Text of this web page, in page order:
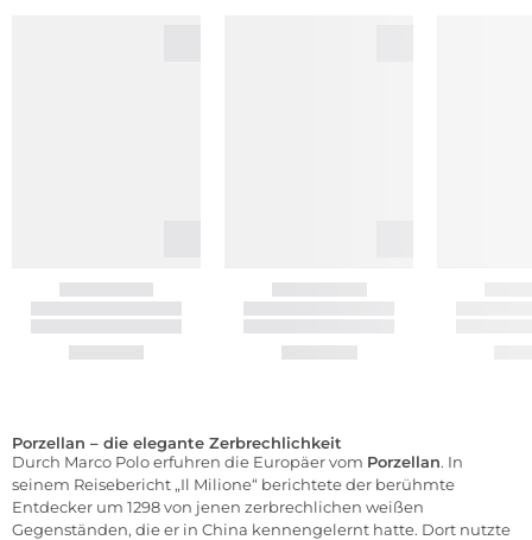
Porzellan – die elegante Zerbrechlichkeit
Durch Marco Polo erfuhren die Europäer vom Porzellan. In
seinem Reisebericht „Il Milione“ berichtete der berühmte
Entdecker um 1298 von jenen zerbrechlichen weißen
Gegenständen, die er in China kennengelernt hatte. Dort nutzte